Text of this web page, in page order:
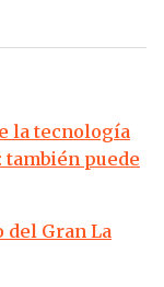
la tecnología
puede
Gran La